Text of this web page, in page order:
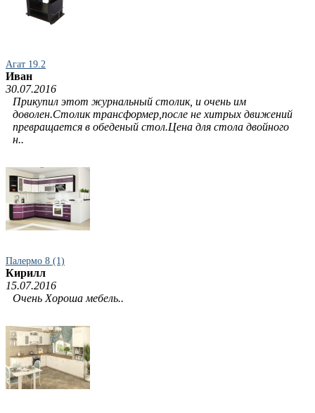
Агат 19.2
Иван
30.07.2016
Прикупил этот журнальный столик, и очень им
доволен.Столик трансформер,после не хитрых движений
превращается в обеденый стол.Цена для стола двойного
н..
Палермо 8 (1)
Кирилл
15.07.2016
Очень Хороша мебель..